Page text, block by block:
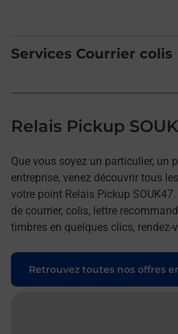
Services Courrier colis
Relais Pickup
Que vous soyez un particulier, un
entreprise, venez découvrir tous
votre point Relais Pickup
de courrier, colis, lettre
timbres en quelques clics, rendez-
Retrouvez toutes nos offres